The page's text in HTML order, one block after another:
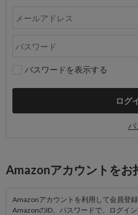
パスワードを表示する
Amazonアカウントをお
Amazonアカウントを利用して会員登録
AmazonのID、パスワードで、ログイン